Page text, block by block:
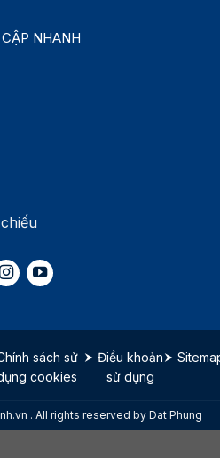
NHANH
sách sử
cookies
Điều khoản
sử dụng
. All rights reserved by Dat Phung